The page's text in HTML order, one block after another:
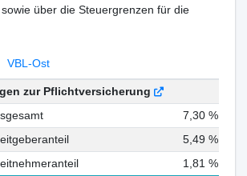
über die Steuergrenzen für die
VBL-Ost
zur Pflichtversicherung
7,30 %
5,49 %
1,81 %